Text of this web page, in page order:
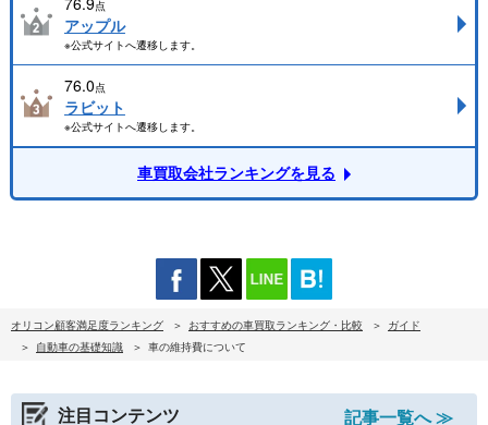
点
アップル
※公式サイトへ遷移します。
76.0点
ラビット
※公式サイトへ遷移します。
車買取会社ランキングを見る
オリコン顧客満足度ランキング おすすめの車買取ランキング・比較
ガイド
自動車の基礎知識
車の維持費について
注目コンテンツ
記事一覧へ ≫